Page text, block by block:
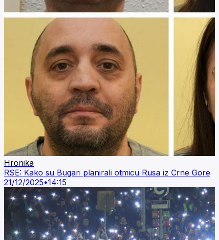
Hronika
RSE: Kako su Bugari planirali otmicu Rusa iz Crne Gore
21/12/2025•14:15